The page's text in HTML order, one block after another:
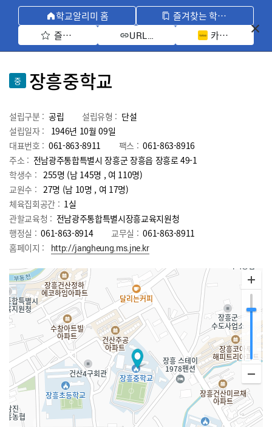
학교알리미 홈
즐겨찾는 학교 모아보기
즐겨찾기 선택
URL 복사 카카오톡 공유
중 장흥중학교
설립구분 : 공립 설립유형 : 단설
설립일자 :
1946년 10월 09일
대표번호 : 061-863-8911 팩스 : 061-863-8916
주소 : 전남광주통합특별시 장흥군 장흥읍 장흥로 49-1
학생수 : 255명 (남 145명 , 여 110명)
교원수 : 27명 (남 10명 , 여 17명)
체육집회공간 : 1실
관할교육청 : 전남광주통합특별시장흥교육지원청
행정실 : 061-863-8914 교무실 : 061-863-8911
홈페이지 :
http://jangheung.ms.jne.kr